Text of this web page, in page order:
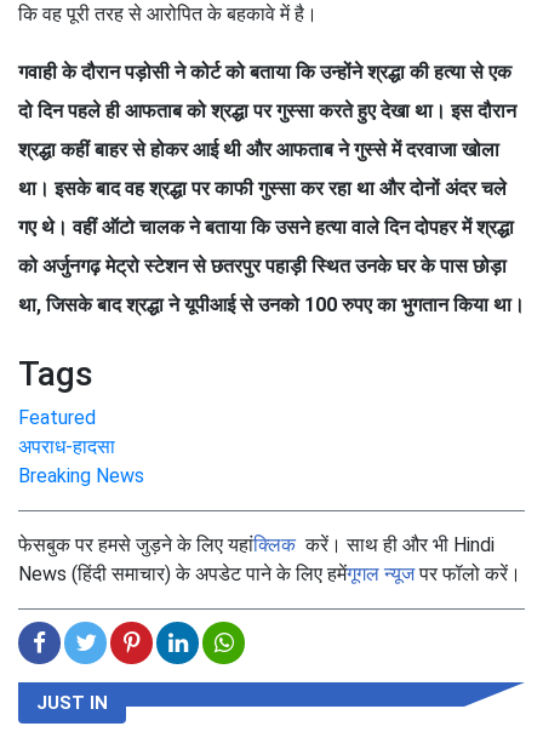
कि वह पूरी तरह से आरोपित के बहकावे में है।
गवाही के दौरान पड़ोसी ने कोर्ट को बताया कि उन्होंने श्रद्धा की हत्या से एक
दो दिन पहले ही आफताब को श्रद्धा पर गुस्सा करते हुए देखा था। इस दौरान
श्रद्धा कहीं बाहर से होकर आई थी और आफताब ने गुस्से में दरवाजा खोला
था। इसके बाद वह श्रद्धा पर काफी गुस्सा कर रहा था और दोनों अंदर चले
गए थे। वहीं ऑटो चालक ने बताया कि उसने हत्या वाले दिन दोपहर में श्रद्धा
को अर्जुनगढ़ मेट्रो स्टेशन से छतरपुर पहाड़ी स्थित उनके घर के पास छोड़ा
था, जिसके बाद श्रद्धा ने यूपीआई से उनको 100 रुपए का भुगतान किया था।
Tags
Featured
अपराध-हादसा
Breaking News
फेसबुक पर हमसे जुड़ने के लिए यहांक्लिककरें। साथ ही और भी Hindi
News (हिंदी समाचार) के अपडेट पाने के लिए हमेंगूगल न्यूजपर फॉलो करें।
JUST IN